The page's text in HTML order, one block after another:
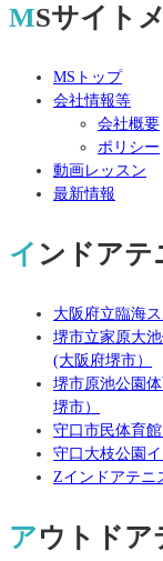
MSサイト
MSトップ
会社情報等
会社概要
ポリシー
動画レッスン
最新情報
インドア
大阪府立臨海
堺市立家原大
(大阪府堺市）
堺市原池公園
堺市）
守口市民体育
守口大枝公園
Zインドアテニ
アウトド